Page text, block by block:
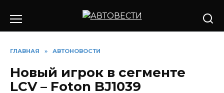
содержанию
ГЛАВНАЯ » АВТОНОВОСТИ
Новый игрок в сегменте
LCV – Foton BJ1039